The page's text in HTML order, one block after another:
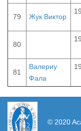
79 Жук Виктор
80
81
Валериу
Фала
© 2020
https://propletenie.ru/